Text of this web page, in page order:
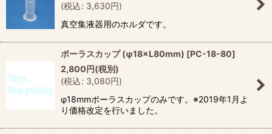
(税込: 3,630円)
真空集液器用のホルダです。
ポーラスカップ (φ18×L80mm) [PC-18-80]
2,800円(税別)
(税込: 3,080円)
φ18mmポーラスカップのみです。※2019年1月よ
り価格改定を行いました。